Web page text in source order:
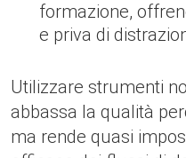
formazione,
e priva di
Utilizzare strumenti
abbassa la qualità
ma rende quasi